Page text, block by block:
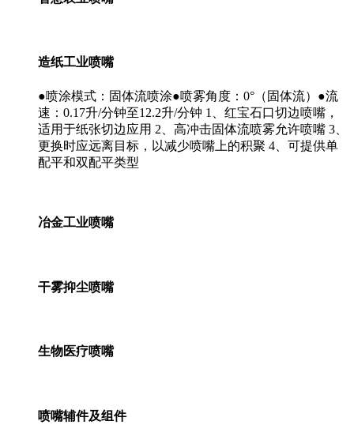
造纸工业喷嘴
●喷涂模式：固体流喷涂●喷雾角度：0°（固体流）●流
速：0.17升/分钟至12.2升/分钟 1、红宝石口切边喷嘴，
适用于纸张切边应用 2、高冲击固体流喷雾允许喷嘴 3、
更换时应远离目标，以减少喷嘴上的积聚 4、可提供单
配平和双配平类型
冶金工业喷嘴
干雾抑尘喷嘴
生物医疗喷嘴
喷嘴辅件及组件